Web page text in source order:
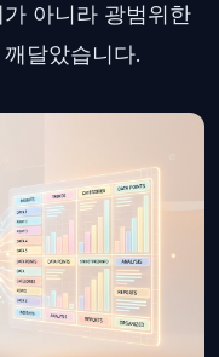
아니라 광범위한
달았습니다.